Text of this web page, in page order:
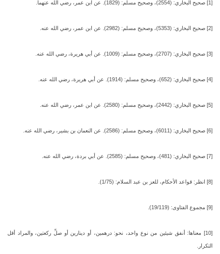
[1] صحيح البخاري: (2554)، وصحيح مسلم: (1829). عن ابن عمر، رضي الله عنهما.
[2] صحيح البخاري: (5353)، وصحيح مسلم: (2982). عن ابن عمر، رضي الله عنه.
[3] صحيح البخاري: (2707)، وصحيح مسلم: (1009). عن أبي هريرة، رضي الله عنه.
[4] صحيح البخاري: (652)، وصحيح مسلم: (1914). عن أبي هريرة، رضي الله عنه.
[5] صحيح البخاري: (2442)، وصحيح مسلم: (2580). عن ابن عمر، رضي الله عنه.
[6] صحيح البخاري: (6011)، وصحيح مسلم: (2586). عن النعمان بن بشير، رضي الله عنه.
[7] صحيح البخاري: (481)، وصحيح مسلم: (2585). عن أبي بردة، رضي الله عنه.
[8] انظر: قواعد الأحكام، للعز بن عبد السلام: (1/75).
[9] مجموع الفتاوى: (19/119).
[10] معناها: أنفق شيئين من نوع واحد، نحو: درهمين، أو دينارين أو صلِّ ركعتين، والمراد أقل
التكرار.